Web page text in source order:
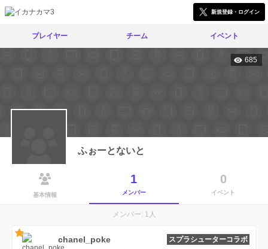
新規登録・ログイン
プレイヤー チーム イベント
685
ふぉーとないと
基本情報
1
メンバー
0
イベント
メンバー: 1人
chanel_poke
スプラシューターコラボ